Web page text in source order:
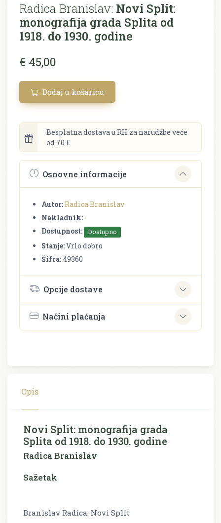
Radica Branislav: Novi Split:
monografija grada Splita od
1918. do 1930. godine
€ 45,00
Dodaj u košaricu
Besplatna dostava u RH za narudžbe veće
od 70 €
Osnovne informacije
Autor: Radica Branislav
Nakladnik: -
Dostupnost:
Dostupno
Stanje:Vrlo dobro
Šifra: 49360
Opcije dostave
Načini plaćanja
Opis
Novi Split: monografija grada
Splita od 1918. do 1930. godine
Radica Branislav
Sažetak
Branislav Radica: Novi Split